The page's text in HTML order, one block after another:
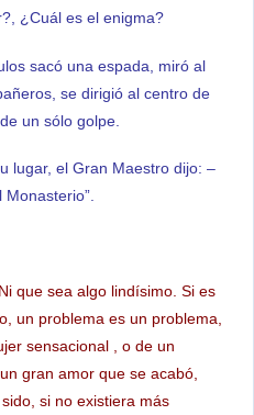
¿Cuál es el enigma?
sacó una espada, miró al
se dirigió al centro de
un sólo golpe.
lugar, el Gran Maestro dijo: –
que sea algo lindísimo. Si es
un problema es un problema,
sensacional , o de un
gran amor que se acabó,
si no existiera más